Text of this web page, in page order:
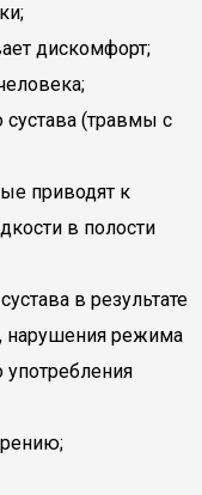
дискомфорт;
(травмы с
приводят к
в полости
в результате
нарушения режима
употребления